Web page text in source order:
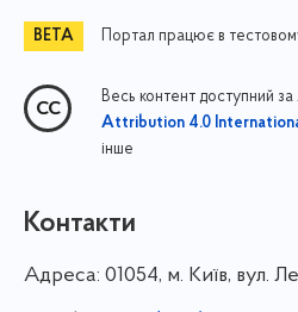
Портал працює в
Весь контент доступний за
Attribution 4.0
інше
Контакти
Адреса: 01054, м. Київ, вул.